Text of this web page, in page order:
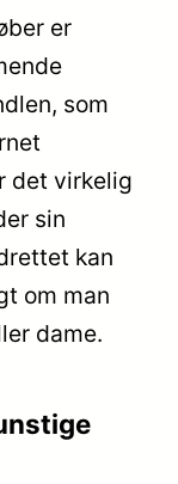
er
som
det virkelig
sin
kan
om man
dame.